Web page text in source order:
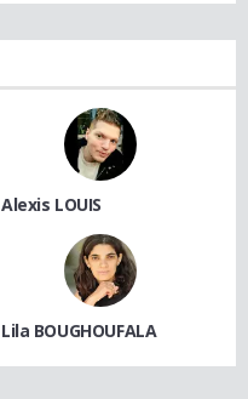
Alexis LOUIS
Lila BOUGHOUFALA